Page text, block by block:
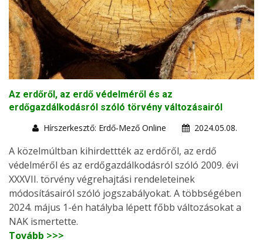
Az erdőről, az erdő védelméről és az
erdőgazdálkodásról szóló törvény változásairól
Hírszerkesztő: Erdő-Mező Online
2024.05.08.
A közelmúltban kihirdettték az erdőről, az erdő
védelméről és az erdőgazdálkodásról szóló 2009. évi
XXXVII. törvény végrehajtási rendeleteinek
módosításairól szóló jogszabályokat. A többségében
2024. május 1-én hatályba lépett főbb változásokat a
NAK ismertette.
Tovább >>>